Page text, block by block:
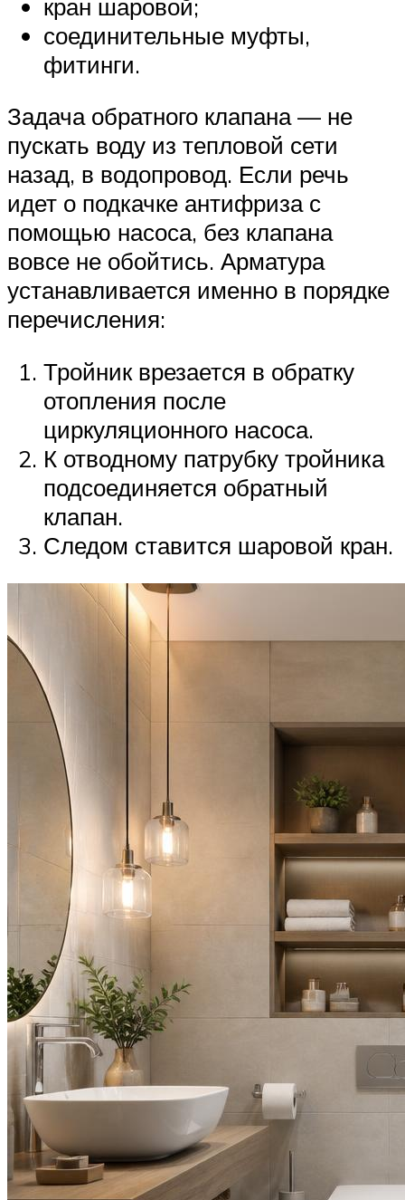
кран шаровой;
соединительные муфты,
фитинги.
Задача обратного клапана — не
пускать воду из тепловой сети
назад, в водопровод. Если речь
идет о подкачке антифриза с
помощью насоса, без клапана
вовсе не обойтись. Арматура
устанавливается именно в порядке
перечисления:
Тройник врезается в обратку
отопления после
циркуляционного насоса.
К отводному патрубку тройника
подсоединяется обратный
клапан.
Следом ставится шаровой кран.